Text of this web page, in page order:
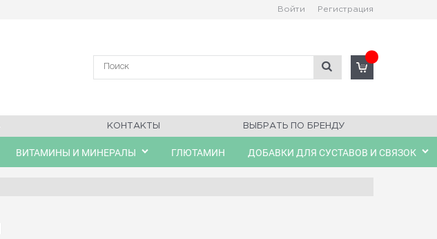
Войти Регистрация
КОНТАКТЫ ВЫБРАТЬ ПО БРЕНДУ
ВИТАМИНЫ И МИНЕРАЛЫ ГЛЮТАМИН ДОБАВКИ ДЛЯ СУСТАВОВ И СВЯЗОК